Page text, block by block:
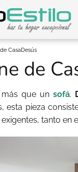
CasaDesús
de
que un sofá.
esta pieza
exigentes, tanto en